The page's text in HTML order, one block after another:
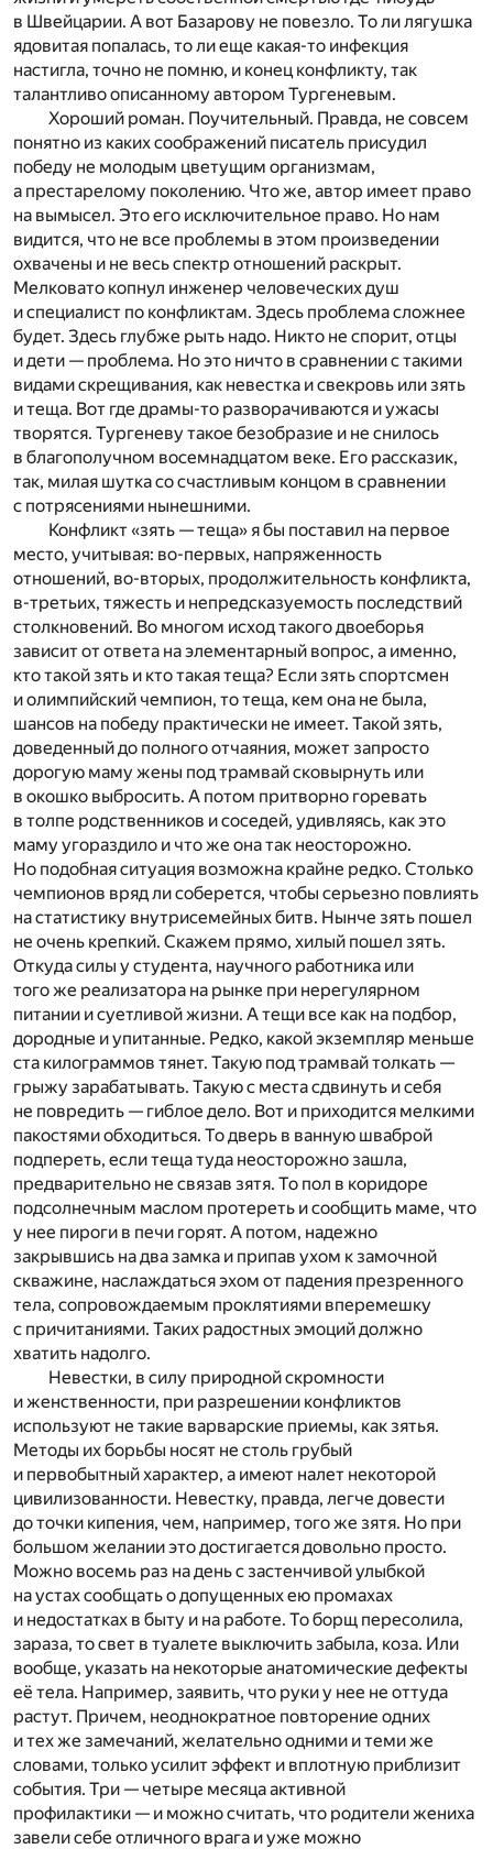
в Швейцарии. А вот Базарову не повезло. То ли лягушка
ядовитая попалась, то ли еще какая-то инфекция
настигла, точно не помню, и конец конфликту, так
талантливо описанному автором Тургеневым.
Хороший роман. Поучительный. Правда, не совсем
понятно из каких соображений писатель присудил
победу не молодым цветущим организмам,
а престарелому поколению. Что же, автор имеет право
на вымысел. Это его исключительное право. Но нам
видится, что не все проблемы в этом произведении
охвачены и не весь спектр отношений раскрыт.
Мелковато копнул инженер человеческих душ
и специалист по конфликтам. Здесь проблема сложнее
будет. Здесь глубже рыть надо. Никто не спорит, отцы
и дети — проблема. Но это ничто в сравнении с такими
видами скрещивания, как невестка и свекровь или зять
и теща. Вот где драмы-то разворачиваются и ужасы
творятся. Тургеневу такое безобразие и не снилось
в благополучном восемнадцатом веке. Его рассказик,
так, милая шутка со счастливым концом в сравнении
с потрясениями нынешними.
Конфликт «зять — теща» я бы поставил на первое
место, учитывая: во-первых, напряженность
отношений, во-вторых, продолжительность конфликта,
в-третьих, тяжесть и непредсказуемость последствий
столкновений. Во многом исход такого двоеборья
зависит от ответа на элементарный вопрос, а именно,
кто такой зять и кто такая теща? Если зять спортсмен
и олимпийский чемпион, то теща, кем она не была,
шансов на победу практически не имеет. Такой зять,
доведенный до полного отчаяния, может запросто
дорогую маму жены под трамвай сковырнуть или
в окошко выбросить. А потом притворно горевать
в толпе родственников и соседей, удивляясь, как это
маму угораздило и что же она так неосторожно.
Но подобная ситуация возможна крайне редко. Столько
чемпионов вряд ли соберется, чтобы серьезно повлиять
на статистику внутрисемейных битв. Нынче зять пошел
не очень крепкий. Скажем прямо, хилый пошел зять.
Откуда силы у студента, научного работника или
того же реализатора на рынке при нерегулярном
питании и суетливой жизни. А тещи все как на подбор,
дородные и упитанные. Редко, какой экземпляр меньше
ста килограммов тянет. Такую под трамвай толкать —
грыжу зарабатывать. Такую с места сдвинуть и себя
не повредить — гиблое дело. Вот и приходится мелкими
пакостями обходиться. То дверь в ванную шваброй
подпереть, если теща туда неосторожно зашла,
предварительно не связав зятя. То пол в коридоре
подсолнечным маслом протереть и сообщить маме, что
у нее пироги в печи горят. А потом, надежно
закрывшись на два замка и припав ухом к замочной
скважине, наслаждаться эхом от падения презренного
тела, сопровождаемым проклятиями вперемешку
с причитаниями. Таких радостных эмоций должно
хватить надолго.
Невестки, в силу природной скромности
и женственности, при разрешении конфликтов
используют не такие варварские приемы, как зятья.
Методы их борьбы носят не столь грубый
и первобытный характер, а имеют налет некоторой
цивилизованности. Невестку, правда, легче довести
до точки кипения, чем, например, того же зятя. Но при
большом желании это достигается довольно просто.
Можно восемь раз на день с застенчивой улыбкой
на устах сообщать о допущенных ею промахах
и недостатках в быту и на работе. То борщ пересолила,
зараза, то свет в туалете выключить забыла, коза. Или
вообще, указать на некоторые анатомические дефекты
её тела. Например, заявить, что руки у нее не оттуда
растут. Причем, неоднократное повторение одних
и тех же замечаний, желательно одними и теми же
словами, только усилит эффект и вплотную приблизит
события. Три — четыре месяца активной
профилактики — и можно считать, что родители жениха
завели себе отличного врага и уже можно